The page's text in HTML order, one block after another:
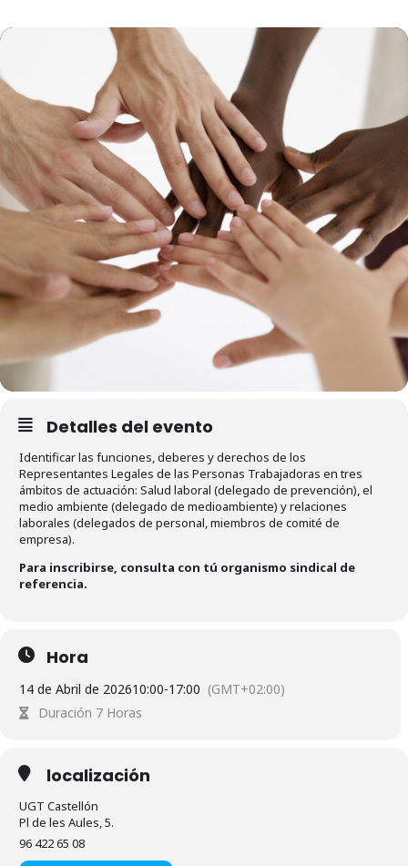
Detalles del evento
Identificar las funciones, deberes y derechos de los
Representantes Legales de las Personas Trabajadoras en tres
ámbitos de actuación: Salud laboral (delegado de prevención), el
medio ambiente (delegado de medioambiente) y relaciones
laborales (delegados de personal, miembros de comité de
empresa).
Para inscribirse, consulta con tú organismo sindical de
referencia.
Hora
14 de Abril de 202610:00-17:00 (GMT+02:00)
Duración 7 Horas
localización
UGT Castellón
Pl de les Aules, 5.
96 422 65 08